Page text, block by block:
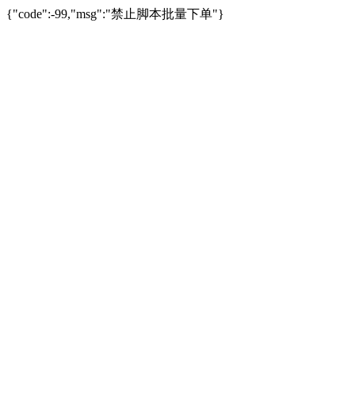
{"code":-99,"msg":"禁止脚本批量下单"}